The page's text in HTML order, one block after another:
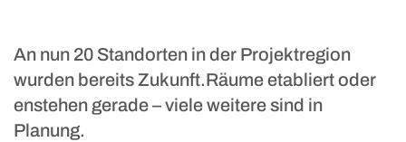
An nun 20 Standorten in der Projektregion
wurden bereits Zukunft.Räume etabliert oder
enstehen gerade – viele weitere sind in
Planung.